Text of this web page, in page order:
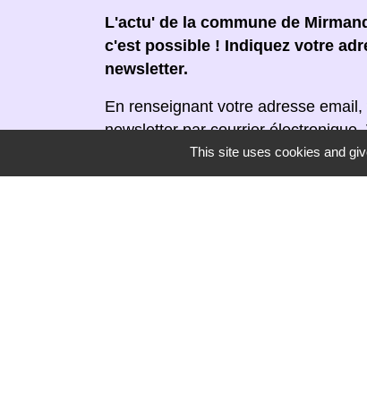
L'actu' de la commune de
c'est possible ! Indiquez votre
newsletter.
En renseignant votre adresse
newsletter par courrier
moment en cliquant dans un lien
réceptionnée.
This site uses cookies and